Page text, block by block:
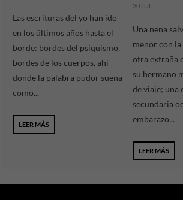
Las escrituras del yo han ido
en los últimos años hasta el
borde: bordes del psiquismo,
bordes de los cuerpos, ahí
donde la palabra pudor suena
como...
LEER MÁS
30 JUL
Una nena
menor con
otra extraña
su hermano
de viaje; una
secundaria
embarazo...
LEER MÁS